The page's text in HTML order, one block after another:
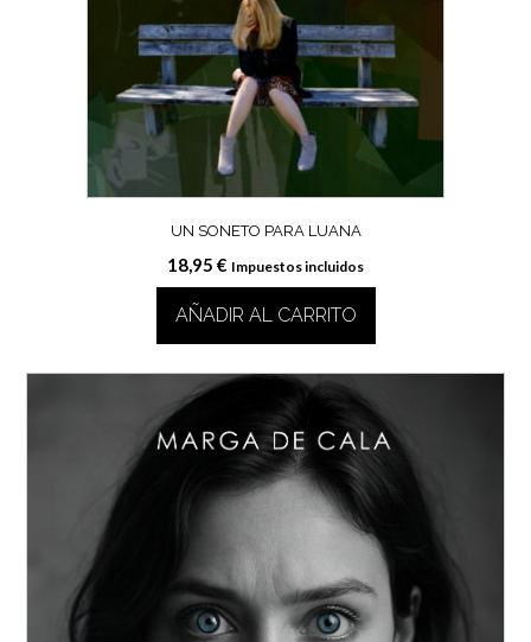
UN SONETO PARA LUANA
18,95 € Impuestos incluidos
AÑADIR AL CARRITO